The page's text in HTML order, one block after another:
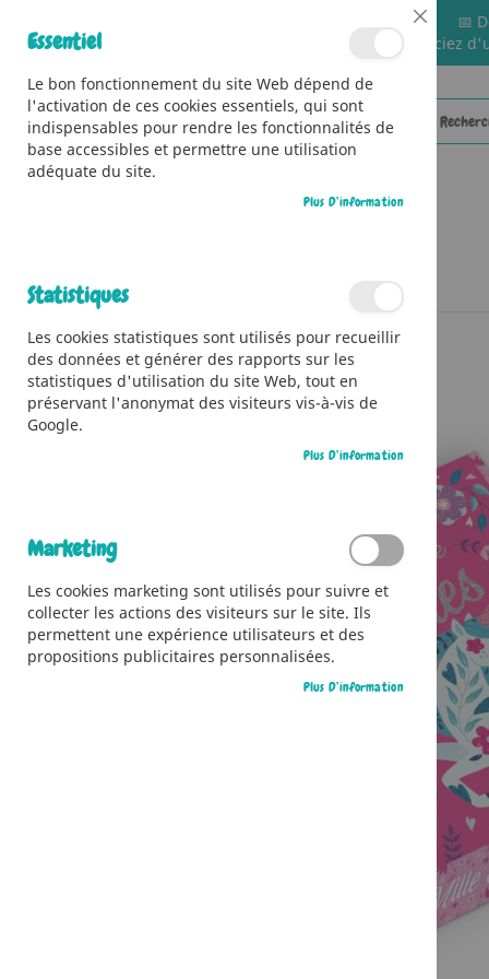
📅
🚚 Bénéficiez
to
the
end
of
Cookie
Bar
Essentiel
Le bon fonctionnement du site Web dépend de
l'activation de ces cookies essentiels, qui sont
indispensables pour rendre les fonctionnalités de
base accessibles et permettre une utilisation
adéquate du site.
Plus D’information
Statistiques
Les cookies statistiques sont utilisés pour recueillir
des données et générer des rapports sur les
statistiques d'utilisation du site Web, tout en
préservant l'anonymat des visiteurs vis-à-vis de
Google.
Plus D’information
Marketing
Les cookies marketing sont utilisés pour suivre et
collecter les actions des visiteurs sur le site. Ils
permettent une expérience utilisateurs et des
propositions publicitaires personnalisées.
Plus D’information